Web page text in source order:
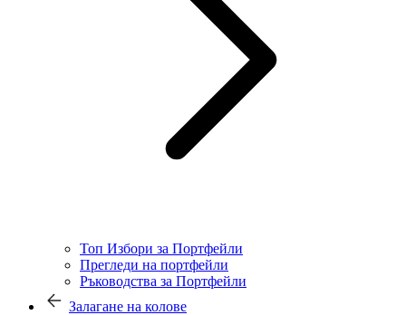
Топ Избори за Портфейли
Прегледи на портфейли
Ръководства за Портфейли
Залагане на колове